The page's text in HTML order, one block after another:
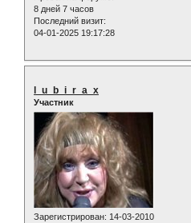
8 дней 7 часов
Последний визит:
04-01-2025 19:17:28
l_u_b_i_r_a_x
Участник
Зарегистрирован: 14-03-2010